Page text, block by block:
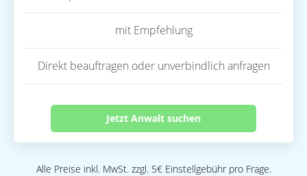
mit Empfehlung
Direkt beauftragen oder unverbindlich anfragen
Jetzt Anwalt suchen
Alle Preise inkl. MwSt. zzgl. 5€ Einstellgebühr pro Frage.